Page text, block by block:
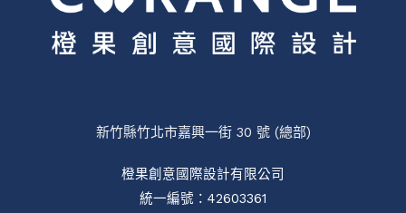
新竹縣竹北市嘉興一街 30 號 (總部)
橙果創意國際設計有限公司
統一編號：42603361